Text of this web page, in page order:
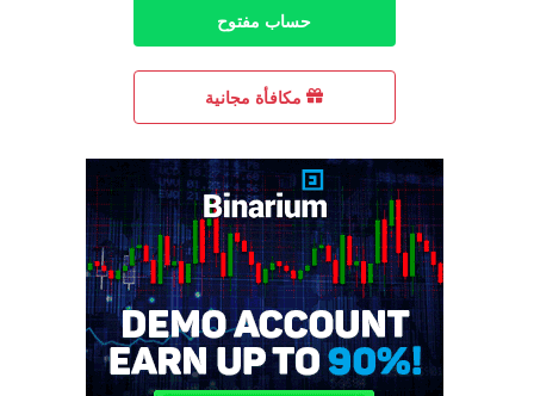
حساب مفتوح
مكافأة مجانية